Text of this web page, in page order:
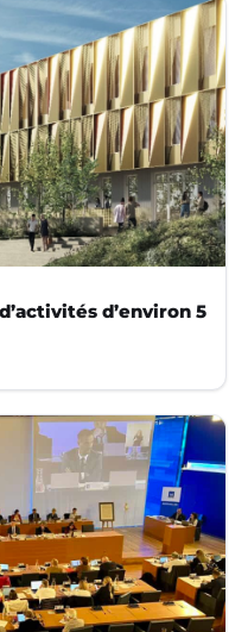
d’environ 5